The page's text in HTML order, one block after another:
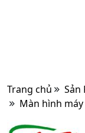
Trang chủ Sản
Màn hình